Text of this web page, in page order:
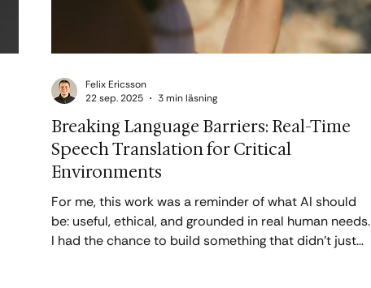
Breaking Language Barriers: Real-Time
Speech Translation for Critical
Environments
For me, this work was a reminder of what AI should
be: useful, ethical, and grounded in real human needs.
I had the chance to build something that didn't just
Felix Ericsson
22 sep. 2025
3 min läsning